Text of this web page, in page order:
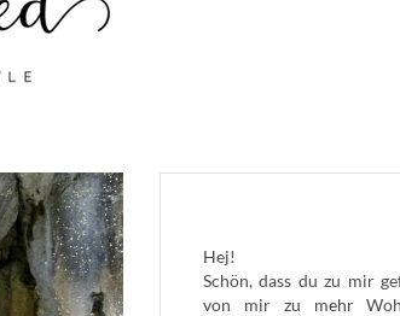
Hej!
Schön, dass du zu mir
von mir zu mehr